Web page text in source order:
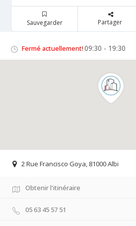
Sauvegarder Partager
Fermé actuellement!09:30 - 19:30
2 Rue Francisco Goya, 81000 Albi
Obtenir l'itinéraire
05 63 45 57 51